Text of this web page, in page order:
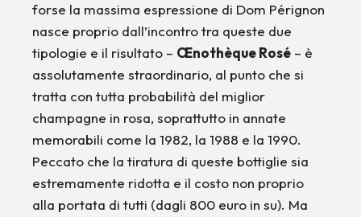
forse la massima espressione di Dom Pérignon
nasce proprio dall’incontro tra queste due
tipologie e il risultato – Œnothèque Rosé – è
assolutamente straordinario, al punto che si
tratta con tutta probabilità del miglior
champagne in rosa, soprattutto in annate
memorabili come la 1982, la 1988 e la 1990.
Peccato che la tiratura di queste bottiglie sia
estremamente ridotta e il costo non proprio
alla portata di tutti (dagli 800 euro in su). Ma